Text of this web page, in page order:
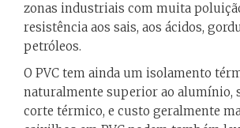
zonas industriais com muita
resistência aos sais, aos ácidos,
petróleos.
O PVC tem ainda um isolamento
naturalmente superior ao alumínio,
corte térmico, e custo geralmente